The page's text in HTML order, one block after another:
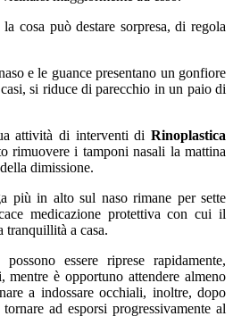
cosa può destare sorpresa, di regola
e le guance presentano un gonfiore
si riduce di parecchio in un paio di
attività di interventi di Rinoplastica
rimuovere i tamponi nasali la mattina
dimissione.
più in alto sul naso rimane per sette
medicazione protettiva con cui il
tranquillità a casa.
essere riprese rapidamente,
è opportuno attendere almeno
a indossare occhiali, inoltre, dopo
ad esporsi progressivamente al